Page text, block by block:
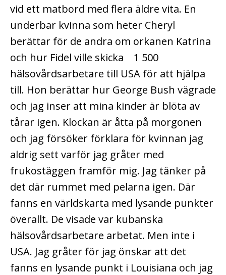
vid ett matbord med flera äldre vita. En
underbar kvinna som heter Cheryl
berättar för de andra om orkanen Katrina
och hur Fidel ville skicka 1 500
hälsovårdsarbetare till USA för att hjälpa
till. Hon berättar hur George Bush vägrade
och jag inser att mina kinder är blöta av
tårar igen. Klockan är åtta på morgonen
och jag försöker förklara för kvinnan jag
aldrig sett varför jag gråter med
frukostäggen framför mig. Jag tänker på
det där rummet med pelarna igen. Där
fanns en världskarta med lysande punkter
överallt. De visade var kubanska
hälsovårdsarbetare arbetat. Men inte i
USA. Jag gråter för jag önskar att det
fanns en lysande punkt i Louisiana och jag